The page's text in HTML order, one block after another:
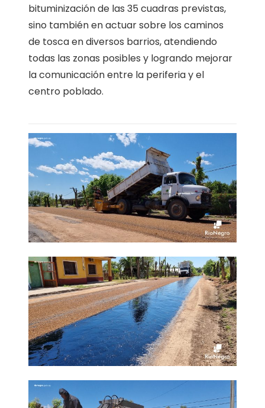
bituminización de las 35 cuadras previstas,
sino también en actuar sobre los caminos
de tosca en diversos barrios, atendiendo
todas las zonas posibles y logrando mejorar
la comunicación entre la periferia y el
centro poblado.